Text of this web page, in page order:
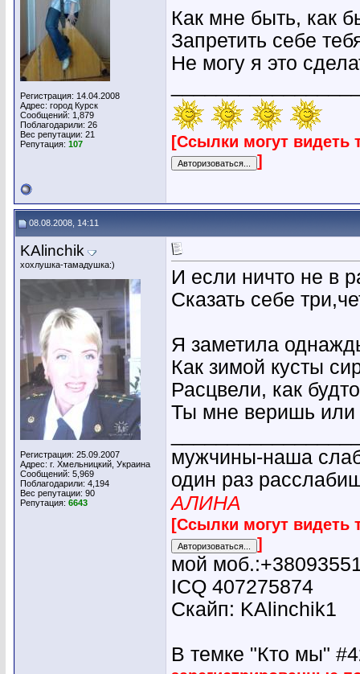
Регистрация: 14.04.2008
Адрес: город Курск
Сообщений: 1,879
Поблагодарили: 26
Вес репутации: 21
Репутация: 107
Как мне быть, как
Запретить себе
Не могу я это
[Ссылки могут видеть
]
08.08.2008, 14:11
KAlinchik
хохлушка-тамадушка:)
Регистрация: 25.09.2007
Адрес: г. Хмельницкий, Украина
Сообщений: 5,969
Поблагодарили: 4,194
Вес репутации: 90
Репутация: 6643
И если ничто не в
Сказать себе
Я заметила
Как зимой кусты
Расцвели, как
Ты мне веришь или
мужчины-наша
один раз
АЛИНА
[Ссылки могут видеть
]
мой
ICQ 407275874
Скайп: KAlinchik1
В темке "Кто мы"